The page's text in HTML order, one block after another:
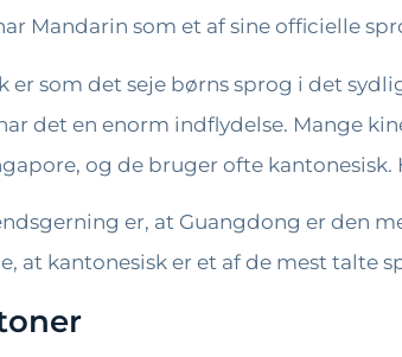
Mandarin som et af sine officielle
er som det seje børns sprog i det
det en enorm indflydelse. Mange
og de bruger ofte kantonesisk.
er, at Guangdong er den
at kantonesisk er et af de mest talte